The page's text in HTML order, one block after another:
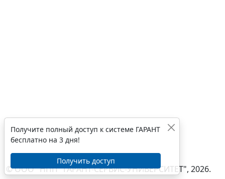
© ООО "НПП "ГАРАНТ-СЕРВИС-УНИВЕРСИТЕТ", 2026.
Получите полный доступ к системе ГАРАНТ
бесплатно на 3 дня!
Получить доступ